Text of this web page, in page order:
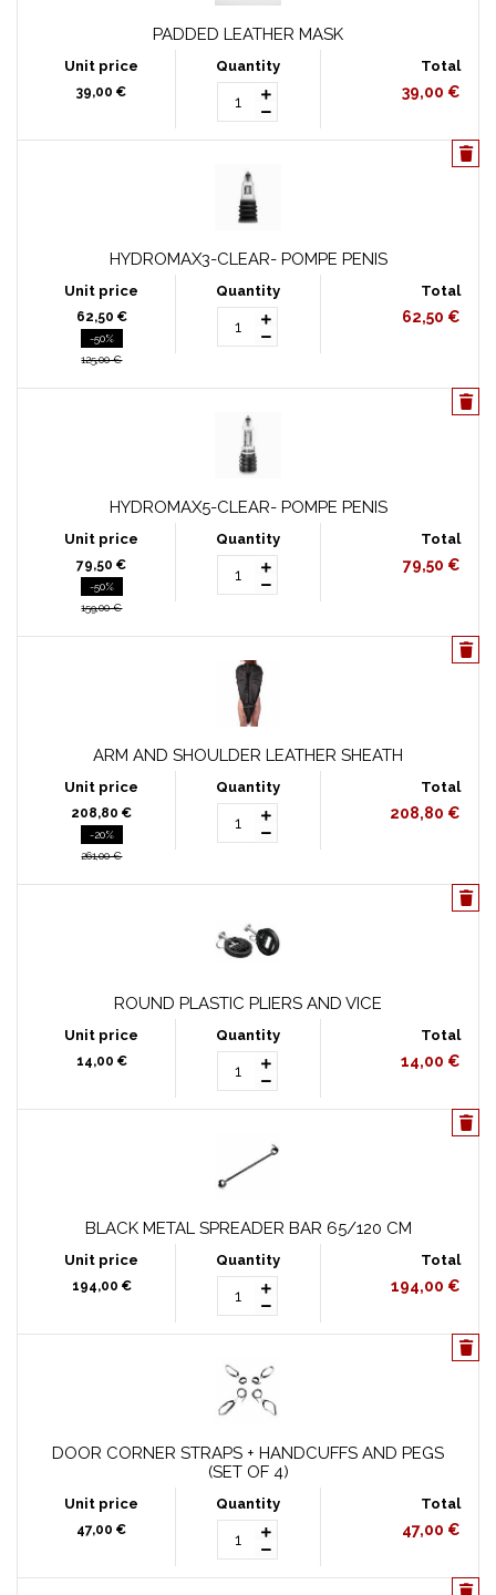
PADDED LEATHER MASK
39,00 € 39,00 €
HYDROMAX3-CLEAR- POMPE PENIS
62,50 €
-50%
125,00 €
62,50 €
HYDROMAX5-CLEAR- POMPE PENIS
79,50 €
-50%
159,00 €
79,50 €
ARM AND SHOULDER LEATHER SHEATH
208,80 €
-20%
261,00 €
208,80 €
ROUND PLASTIC PLIERS AND VICE
14,00 € 14,00 €
BLACK METAL SPREADER BAR 65/120 CM
194,00 € 194,00 €
DOOR CORNER STRAPS + HANDCUFFS AND PEGS
(SET OF 4)
47,00 € 47,00 €